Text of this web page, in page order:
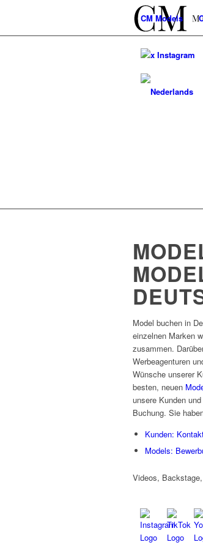
CMModels
x Instagram
Model buchen in
einzelnen Marken
zusammen.
Werbeagenturen
Wünsche unserer
besten, neuen
unsere Kunden
Buchung. Sie
Kunden:
Models:
Videos,